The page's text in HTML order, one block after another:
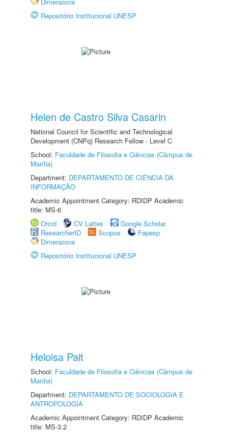
Repositório Institucional UNESP
Helen de Castro Silva Casarin
National Council for Scientific and Technological
Development (CNPq) Research Fellow - Level C
School: Faculdade de Filosofia e Ciências (Câmpus de
Marília)
Department: DEPARTAMENTO DE CIÊNCIA DA
INFORMAÇÃO
Academic Appointment Category: RDIDP Academic
title: MS-6
Orcid
CV Lattes
Google Scholar
ResearcherID
Scopus
Fapesp
Dimensions
Repositório Institucional UNESP
Heloisa Pait
School: Faculdade de Filosofia e Ciências (Câmpus de
Marília)
Department: DEPARTAMENTO DE SOCIOLOGIA E
ANTROPOLOGIA
Academic Appointment Category: RDIDP Academic
title: MS-3.2